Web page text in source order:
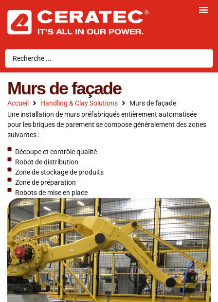
Murs de façade
Accueil Handling & Clay Solutions
Murs de façade
Une installation de murs préfabriqués entièrement automatisée
pour les briques de parement se compose généralement des zones
suivantes :
Découpe et contrôle qualité
Robot de distribution
Zone de stockage de produits
Zone de préparation
Robots de mise en place